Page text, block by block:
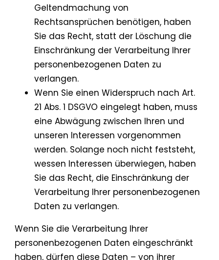
Geltendmachung von
Rechtsansprüchen benötigen, haben
Sie das Recht, statt der Löschung die
Einschränkung der Verarbeitung Ihrer
personenbezogenen Daten zu
verlangen.
Wenn Sie einen Widerspruch nach Art.
21 Abs. 1 DSGVO eingelegt haben, muss
eine Abwägung zwischen Ihren und
unseren Interessen vorgenommen
werden. Solange noch nicht feststeht,
wessen Interessen überwiegen, haben
Sie das Recht, die Einschränkung der
Verarbeitung Ihrer personenbezogenen
Daten zu verlangen.
Wenn Sie die Verarbeitung Ihrer
personenbezogenen Daten eingeschränkt
haben, dürfen diese Daten – von ihrer